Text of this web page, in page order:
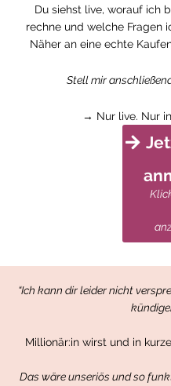
Du siehst live, worauf ich
rechne und welche Fragen
Näher an eine echte
Stell mir
→ Nur live. Nur
“Ich kann dir leider nicht
Millionär:in wirst und in
Das wäre unseriös und so